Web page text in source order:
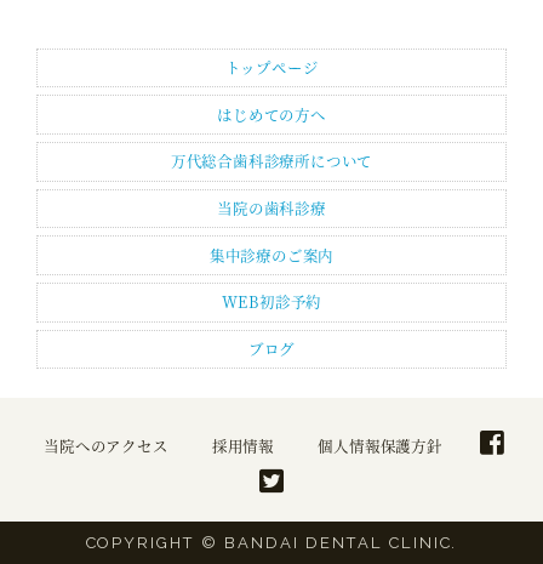
トップページ
はじめての方へ
万代総合歯科診療所について
当院の歯科診療
集中診療のご案内
WEB初診予約
ブログ
当院へのアクセス 採用情報 個人情報保護方針
COPYRIGHT © BANDAI DENTAL CLINIC.